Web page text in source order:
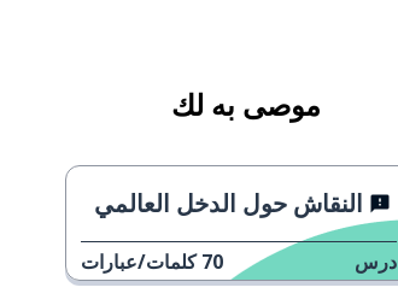
موصى به لك
النقاش حول الدخل العالمي
درس 70 كلمات/عبارات